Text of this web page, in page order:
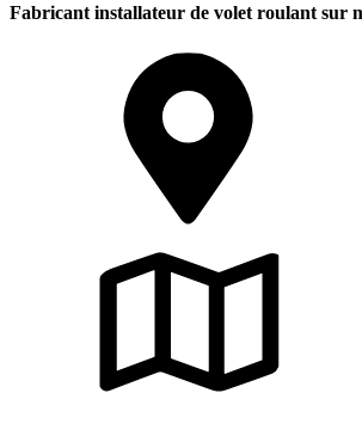
Fabricant installateur de volet roulant sur